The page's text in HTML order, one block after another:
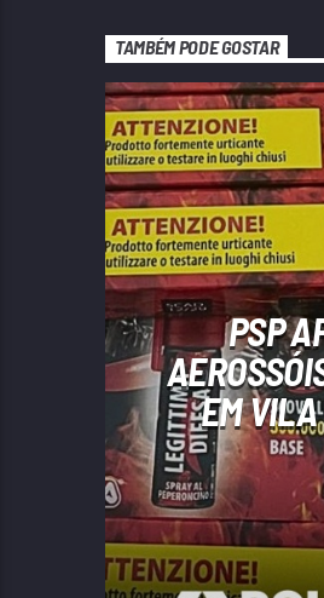
TAMBÉM PODE GOSTAR
PSP
EM VILA